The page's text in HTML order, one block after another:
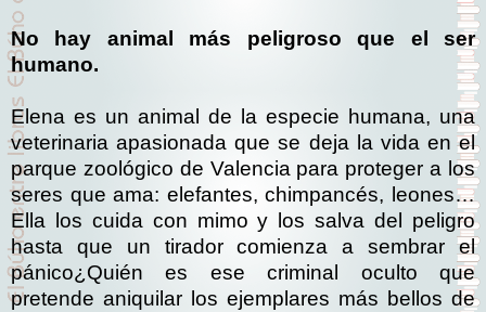
No hay animal más peligroso que el ser
humano.
Elena es un animal de la especie humana, una
veterinaria apasionada que se deja la vida en el
parque zoológico de Valencia para proteger a los
seres que ama: elefantes, chimpancés, leones…
Ella los cuida con mimo y los salva del peligro
hasta que un tirador comienza a sembrar el
pánico¿Quién es ese criminal oculto que
pretende aniquilar los ejemplares más bellos de